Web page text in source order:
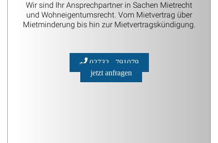
Wir sind Ihr Ansprechpartner in Sachen Mietrecht
und Wohneigentumsrecht. Vom Mietvertrag über
Mietminderung bis hin zur Mietvertragskündigung.
02732 - 791079
jetzt anfragen